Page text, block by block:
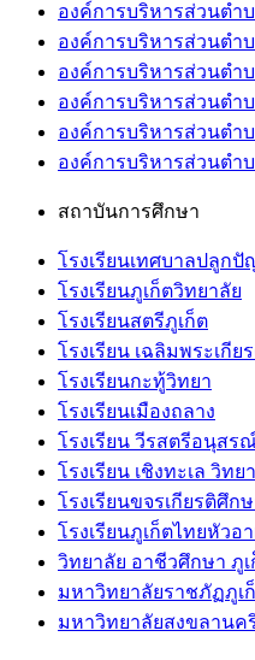
องค์การบริหารส่วนตำ
องค์การบริหารส่วนตำ
องค์การบริหารส่วนตำบ
องค์การบริหารส่วนตำบ
องค์การบริหารส่วนตำ
องค์การบริหารส่วนตำ
สถาบันการศึกษา
โรงเรียนเทศบาลปลูก
โรงเรียนภูเก็ตวิทยาลัย
โรงเรียนสตรีภูเก็ต
โรงเรียน เฉลิมพระเกี
โรงเรียนกะทู้วิทยา
โรงเรียนเมืองถลาง
โรงเรียน วีรสตรีอนุสร
โรงเรียน เชิงทะเล วิท
โรงเรียนขจรเกียรติศึก
โรงเรียนภูเก็ตไทยหัวอ
วิทยาลัย อาชีวศึกษา ภูเ
มหาวิทยาลัยราชภัฏภูเ
มหาวิทยาลัยสงขลานค